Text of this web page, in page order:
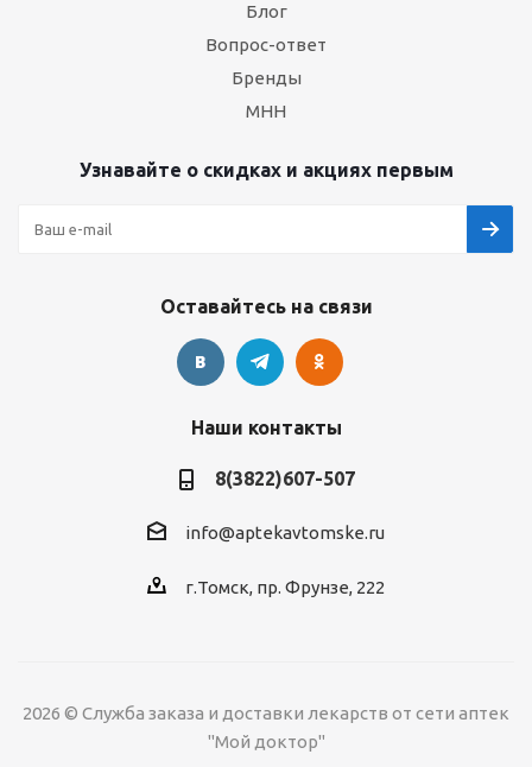
Блог
Вопрос-ответ
Бренды
МНН
Узнавайте о скидках и акциях первым
Оставайтесь на связи
Наши контакты
8(3822)607-507
info@aptekavtomske.ru
г.Томск, пр. Фрунзе, 222
2026 © Служба заказа и доставки лекарств от сети аптек
"Мой доктор"